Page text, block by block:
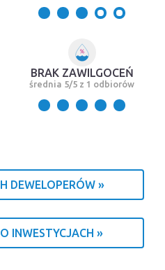
BRAK ZAWILGOCEŃ
średnia 5/5 z 1 odbiorów
DEWELOPERÓW »
INWESTYCJACH »